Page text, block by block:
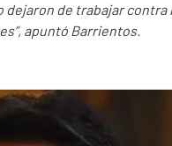
de trabajar
apuntó Barrientos.